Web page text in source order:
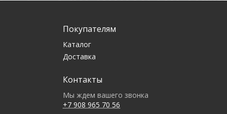
Покупателям
Каталог
Доставка
Контакты
Мы ждем вашего звонка
+7 908 965 70 56